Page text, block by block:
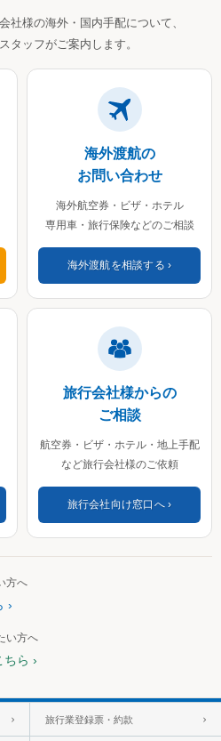
社様の海外・国内手配について、
タッフがご案内します。
海外渡航の
お問い合わせ
海外航空券・ビザ・ホテル
専用車・旅行保険などのご相談
海外渡航を相談する
旅行会社様からの
ご相談
航空券・ビザ・ホテル・地上手配
など旅行会社様のご依頼
旅行会社向け窓口へ
方へ
い方へ
ちら
旅行業登録票・約款